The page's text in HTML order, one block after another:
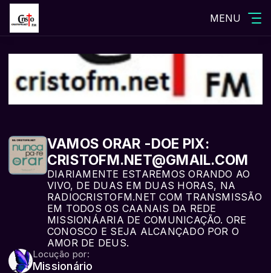
MENU
VAMOS ORAR -DOE PIX:
CRISTOFM.NET@GMAIL.COM
DIARIAMENTE ESTAREMOS ORANDO AO
VIVO, DE DUAS EM DUAS HORAS, NA
RADIOCRISTOFM.NET COM TRANSMISSÃO
EM TODOS OS CAANAIS DA REDE
MISSIONÁARIA DE COMUNICAÇÃO. ORE
CONOSCO E SEJA ALCANÇADO POR O
AMOR DE DEUS.
Locução por:
Missionário